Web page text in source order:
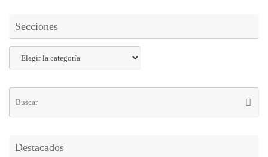
Secciones
Destacados